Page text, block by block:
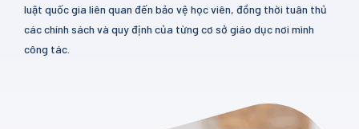
luật quốc gia liên quan đến bảo vệ học viên, đồng thời tuân thủ
các chính sách và quy định của từng cơ sở giáo dục nơi mình
công tác.